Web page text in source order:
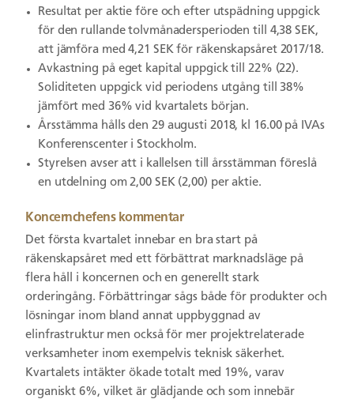
Resultat per aktie före och efter utspädning uppgick
för den rullande tolvmånadersperioden till 4,38 SEK,
att jämföra med 4,21 SEK för räkenskapsåret 2017/18.
Avkastning på eget kapital uppgick till 22% (22).
Soliditeten uppgick vid periodens utgång till 38%
jämfört med 36% vid kvartalets början.
Årsstämma hålls den 29 augusti 2018, kl 16.00 på IVAs
Konferenscenter i Stockholm.
Styrelsen avser att i kallelsen till årsstämman föreslå
en utdelning om 2,00 SEK (2,00) per aktie.
Koncernchefens kommentar
Det första kvartalet innebar en bra start på
räkenskapsåret med ett förbättrat marknadsläge på
flera håll i koncernen och en generellt stark
orderingång. Förbättringar sågs både för produkter och
lösningar inom bland annat uppbyggnad av
elinfrastruktur men också för mer projektrelaterade
verksamheter inom exempelvis teknisk säkerhet.
Kvartalets intäkter ökade totalt med 19%, varav
organiskt 6%, vilket är glädjande och som innebär